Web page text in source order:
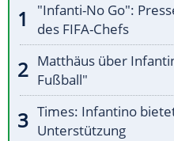
"Infanti-No Go":
des FIFA-Chefs
Matthäus über
Fußball"
Times: Infantino
Unterstützung